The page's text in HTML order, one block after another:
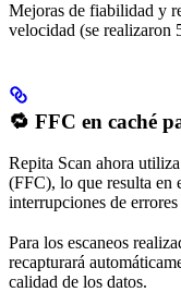
Mejoras de fiabilidad y
velocidad (se realizaron
🔁 FFC en caché
Repita Scan ahora
(FFC), lo que resulta en
interrupciones de
Para los escaneos
recapturará
calidad de los datos.